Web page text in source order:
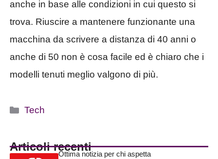
anche in base alle condizioni in cui questo si
trova. Riuscire a mantenere funzionante una
macchina da scrivere a distanza di 40 anni o
anche di 50 non è cosa facile ed è chiaro che i
modelli tenuti meglio valgono di più.
Categorie
Tech
Articoli recenti
Ottima notizia per chi aspetta